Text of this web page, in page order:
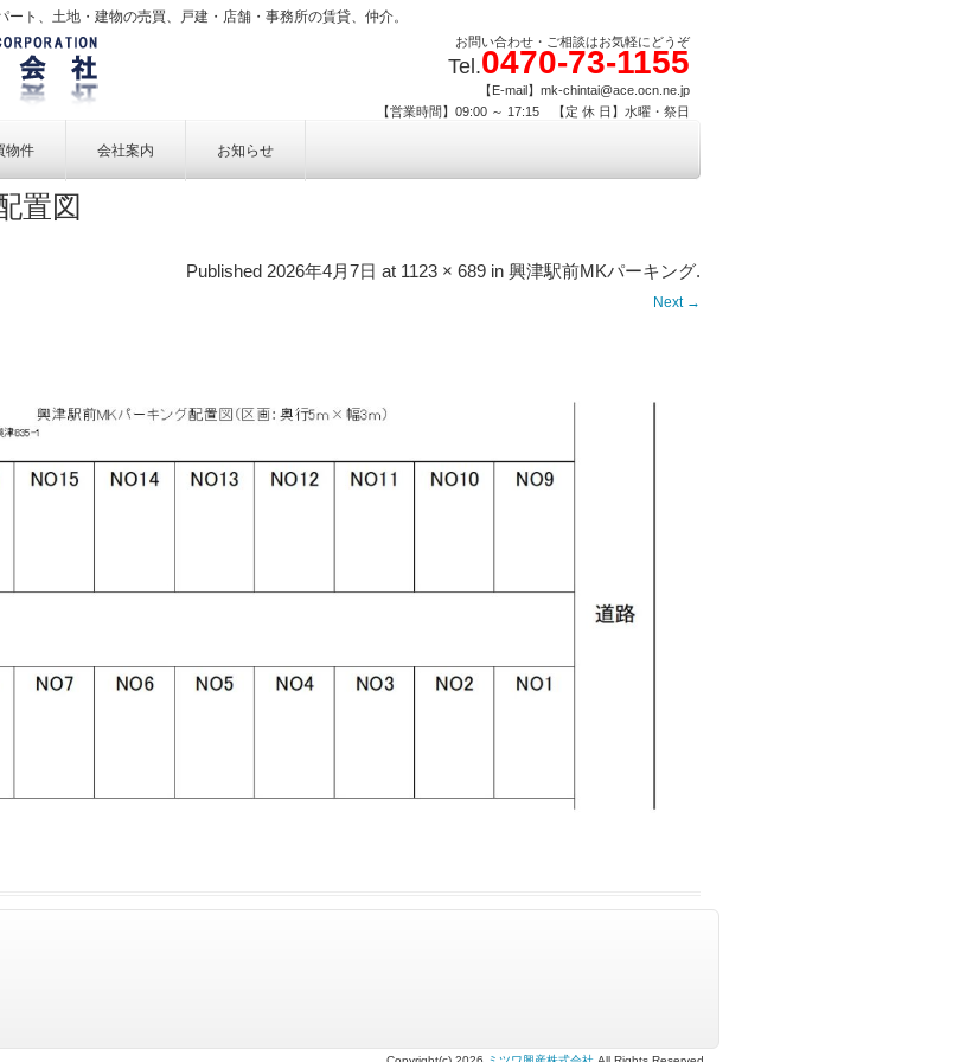
ト、土地・建物の売買、戸建・店舗・事務所の賃貸、仲介。
お問い合わせ・ご相談はお気軽にどうぞ
Tel.0470-73-1155
【E-mail】mk-chintai@ace.ocn.ne.jp
【営業時間】09:00 ～ 17:15 【定 休 日】水曜・祭日
物件
売買物件一覧
会社案内 お知らせ
置図
Published 2026年4月7日 at 1123 × 689 in 興津駅前MKパーキング.
Next →